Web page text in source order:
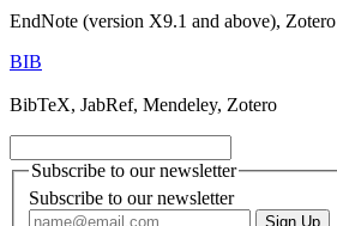
EndNote (version X9.1 and above), Zotero
BIB
BibTeX, JabRef, Mendeley, Zotero
Subscribe to our newsletter
Subscribe to our newsletter